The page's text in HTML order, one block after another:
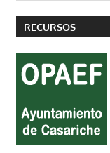
RECURSOS